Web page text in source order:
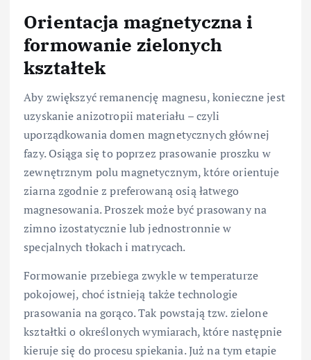
Orientacja magnetyczna i
formowanie zielonych
kształtek
Aby zwiększyć remanencję magnesu, konieczne jest
uzyskanie anizotropii materiału – czyli
uporządkowania domen magnetycznych głównej
fazy. Osiąga się to poprzez prasowanie proszku w
zewnętrznym polu magnetycznym, które orientuje
ziarna zgodnie z preferowaną osią łatwego
magnesowania. Proszek może być prasowany na
zimno izostatycznie lub jednostronnie w
specjalnych tłokach i matrycach.
Formowanie przebiega zwykle w temperaturze
pokojowej, choć istnieją także technologie
prasowania na gorąco. Tak powstają tzw. zielone
kształtki o określonych wymiarach, które następnie
kieruje się do procesu spiekania. Już na tym etapie